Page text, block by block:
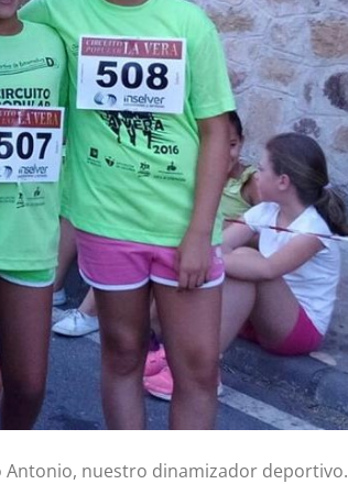
Antonio, nuestro dinamizador deportivo.